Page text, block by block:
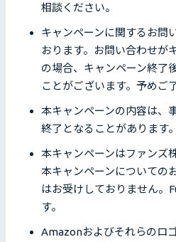
相談ください。
キャンペーンに関するお問
おります。お問い合わせが
の場合、キャンペーン終了
ことがございます。予めご
本キャンペーンの内容は、
終了となることがあります。
本キャンペーンはファンズ
本キャンペーンについての
はお受けしておりません。
す。
Amazonおよびそれらのロ